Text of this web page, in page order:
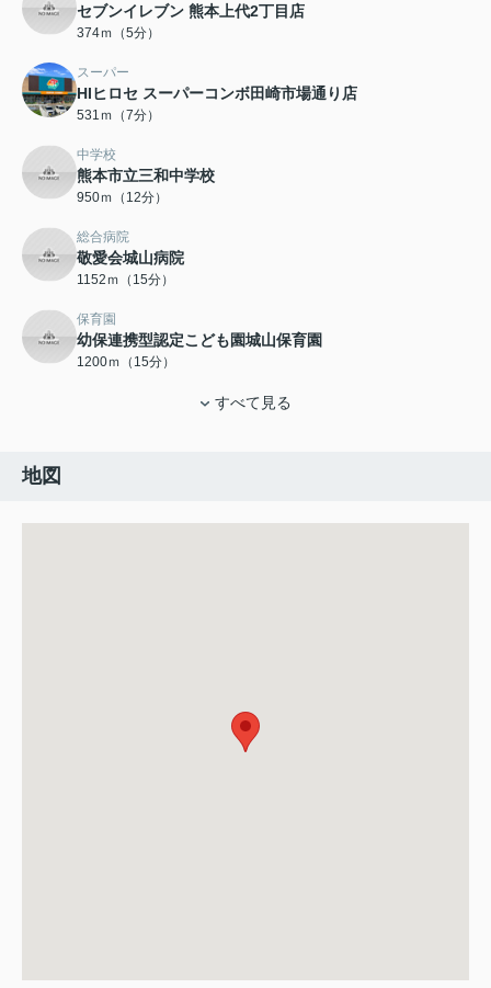
セブンイレブン 熊本上代2丁目店
374ｍ（5分）
スーパー
HIヒロセ スーパーコンボ田崎市場通り店
531ｍ（7分）
中学校
熊本市立三和中学校
950ｍ（12分）
総合病院
敬愛会城山病院
1152ｍ（15分）
保育園
幼保連携型認定こども園城山保育園
1200ｍ（15分）
すべて見る
地図